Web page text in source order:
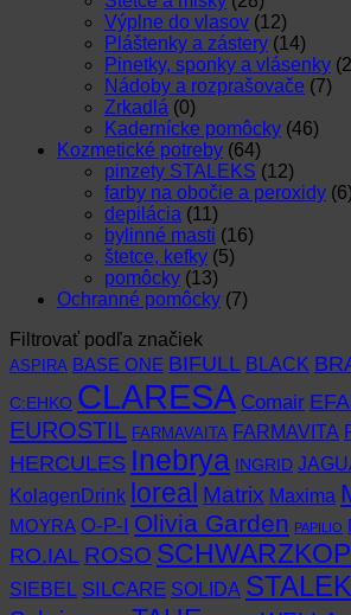
Výplne do vlasov (12)
Pláštenky a zástery (14)
Pinetky, sponky a vlásenky
Nádoby a rozprašovače (7)
Zrkadlá (0)
Kadernícke pomôcky (46)
Kozmetické potreby (64)
pinzety STALEKS (12)
farby na obočie a peroxidy (6)
depilácia (11)
bylinné masti (16)
štetce, kefky (5)
pomôcky (13)
Ochranné pomôcky (7)
Filtrovať podľa značiek
ASPIRA BASE ONE BIFULL BLACK
C:EHKO CLARESA Comair
EUROSTIL FARMAVAITA FARMAVITA
HERCULES Inebrya INGRID
KolagenDrink loreal Matrix Maxima
MOYRA O-P-I Olivia Garden PAPILIO
RO.IAL ROSO
SIEBEL SILCARE SOLIDA